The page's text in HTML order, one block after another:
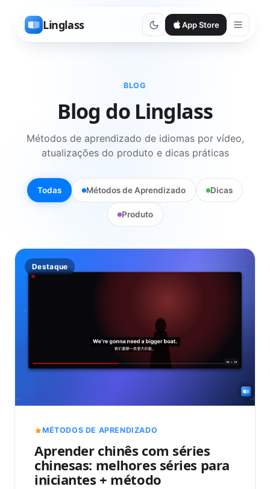
Linglass App Store
BLOG
Blog do Linglass
Métodos de aprendizado de idiomas por vídeo,
atualizações do produto e dicas práticas
Todas Métodos de Aprendizado Dicas
Produto
Destaque
MÉTODOS DE APRENDIZADO
Aprender chinês com séries
chinesas: melhores séries para
iniciantes + método